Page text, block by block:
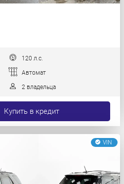
120 л.с.
Автомат
2 владельца
Купить в кредит
VIN